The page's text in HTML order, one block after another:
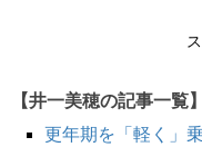
【井一美穂の記事一覧】
更年期を「軽く」